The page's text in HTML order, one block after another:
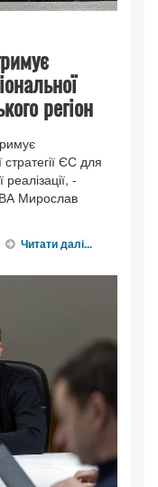
регіон
ЄС для
-
Мирослав
Читати далі...